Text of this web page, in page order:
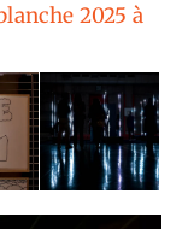
2025 à